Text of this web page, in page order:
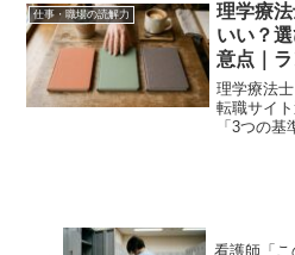
仕事・職場の読解力
理学療
いい？
意点｜
理学療法
転職サイ
「3つの
看護師「